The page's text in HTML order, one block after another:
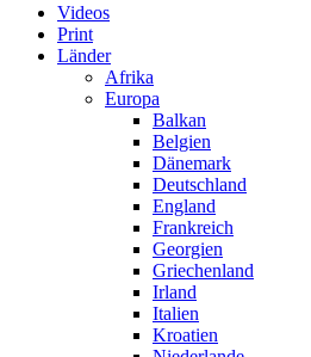
Videos
Print
Länder
Afrika
Europa
Balkan
Belgien
Dänemark
Deutschland
England
Frankreich
Georgien
Griechenland
Irland
Italien
Kroatien